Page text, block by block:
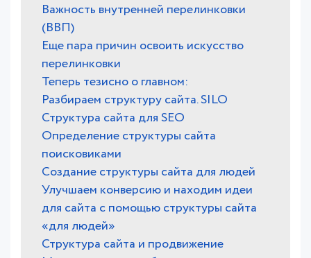
Важность внутренней перелинковки
(ВВП)
Еще пара причин освоить искусство
перелинковки
Теперь тезисно о главном:
Разбираем структуру сайта. SILO
Структура сайта для SEO
Определение структуры сайта
поисковиками
Создание структуры сайта для людей
Улучшаем конверсию и находим идеи
для сайта с помощью структуры сайта
«для людей»
Структура сайта и продвижение